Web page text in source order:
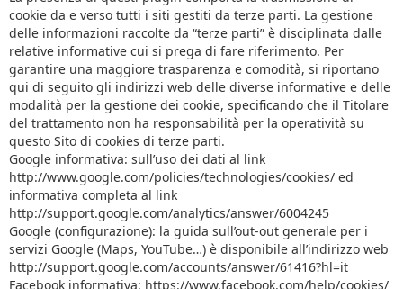
cookie da e verso tutti i siti gestiti da terze parti. La gestione
delle informazioni raccolte da “terze parti” è disciplinata dalle
relative informative cui si prega di fare riferimento. Per
garantire una maggiore trasparenza e comodità, si riportano
qui di seguito gli indirizzi web delle diverse informative e delle
modalità per la gestione dei cookie, specificando che il Titolare
del trattamento non ha responsabilità per la operatività su
questo Sito di cookies di terze parti.
Google informativa: sull’uso dei dati al link
http://www.google.com/policies/technologies/cookies/ ed
informativa completa al link
http://support.google.com/analytics/answer/6004245
Google (configurazione): la guida sull’out-out generale per i
servizi Google (Maps, YouTube…) è disponibile all’indirizzo web
http://support.google.com/accounts/answer/61416?hl=it
Facebook informativa: https://www.facebook.com/help/cookies/